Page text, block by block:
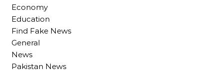
Economy
Education
Find Fake News
General
News
Pakistan News